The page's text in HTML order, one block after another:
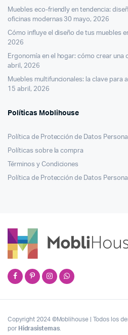
Muebles eco-friendly en tendencia:
oficinas modernas 30 mayo, 2026
Cómo influye el diseño de tus muebles
2026
Ergonomía en el hogar: cómo crear una
abril, 2026
Muebles multifuncionales: la clave para
15 abril, 2026
Políticas Moblihouse
Política de Protección de Datos
Políticas sobre la compra
Términos y Condiciones
Política de Protección de Datos
Copyright 2024 ©Moblihouse | Todos los
por Hidrasistemas.